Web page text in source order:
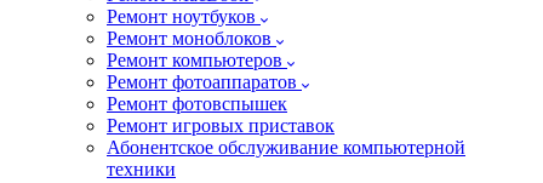
Ремонт ноутбуков
Ремонт моноблоков
Ремонт компьютеров
Ремонт фотоаппаратов
Ремонт фотовспышек
Ремонт игровых приставок
Абонентское обслуживание компьютерной
техники